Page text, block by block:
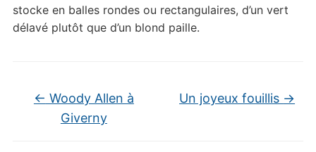
stocke en balles rondes ou rectangulaires, d’un vert
délavé plutôt que d’un blond paille.
← Woody Allen à
Giverny
Un joyeux fouillis →